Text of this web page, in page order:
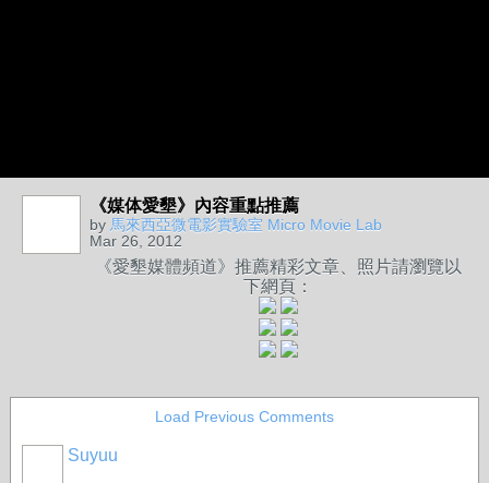
《媒体愛墾》內容重點推薦
by 馬來西亞微電影實驗室 Micro Movie Lab
Mar 26, 2012
《愛墾媒體頻道》推薦精彩文章、照片請瀏覽以
下網頁：
Load Previous Comments
Suyuu